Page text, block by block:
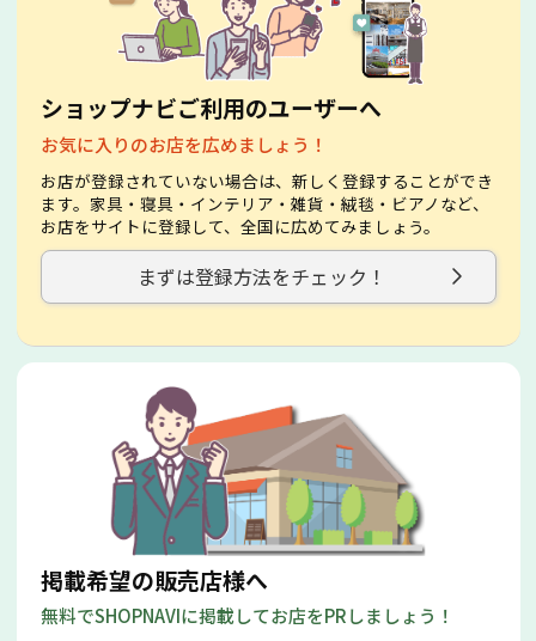
ショップナビご利用のユーザーへ
お気に入りのお店を広めましょう！
お店が登録されていない場合は、新しく登録することができ
ます。家具・寝具・インテリア・雑貨・絨毯・ビアノなど、
お店をサイトに登録して、全国に広めてみましょう。
まずは登録方法をチェック！
掲載希望の販売店様へ
無料でSHOPNAVIに掲載してお店をPRしましょう！